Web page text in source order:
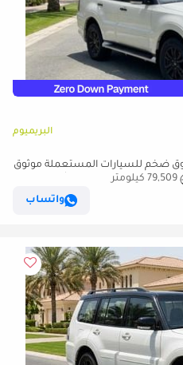
البريميوم
باجيرو كارس24 هي سوق ضخم للسيارات المستعملة موثوق
ضخم للسيارات المستعملة موثوق
79,509 كيلومتر
واتساب